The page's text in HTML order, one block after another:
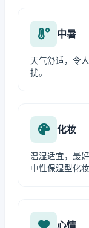
中暑
天气舒适，令
扰。
化妆
温湿适宜，最
中性保湿型化妆
心情